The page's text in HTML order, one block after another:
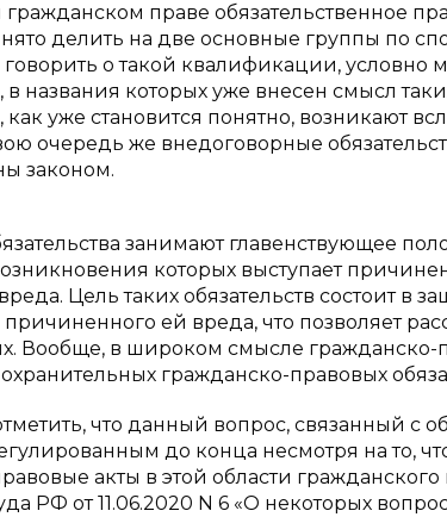
праве обязательственное
делить на две основные группы по
говорить о такой квалификации,
в названия которых уже внесен смысл
как уже становится понятно, возникают
очередь же внедоговорные
законом.
занимают главенствующее
которых выступает
Цель таких обязательств состоит в
ей вреда, что позволяет
Вообще, в широком смысле гражданско-
гражданско-правовых
что данный вопрос, связанный с
до конца несмотря на то,
акты в этой области
РФ от 11.06.2020 N 6 «О некоторых